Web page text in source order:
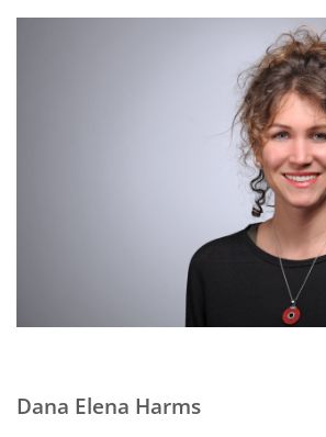
Dana Elena Harms